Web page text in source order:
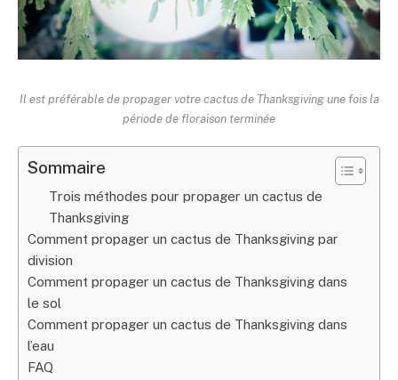
Il est préférable de propager votre cactus de Thanksgiving une fois la
période de floraison terminée
Sommaire
Trois méthodes pour propager un cactus de
Thanksgiving
Comment propager un cactus de Thanksgiving par
division
Comment propager un cactus de Thanksgiving dans
le sol
Comment propager un cactus de Thanksgiving dans
l’eau
FAQ